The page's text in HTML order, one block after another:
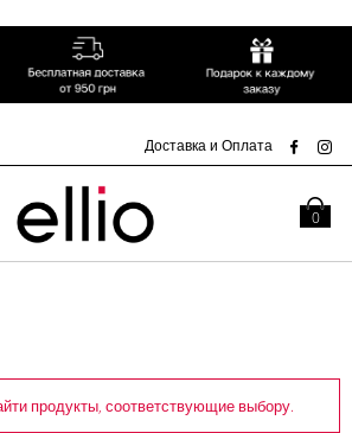
Доставка и Оплата
Моя
0
продукты, соответствующие выбору.